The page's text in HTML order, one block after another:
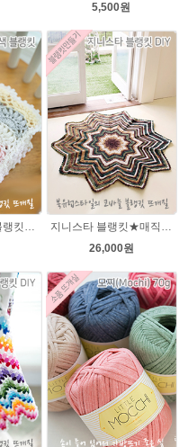
5,500원
26,000원